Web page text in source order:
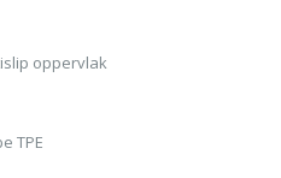
oppervlak
TPE